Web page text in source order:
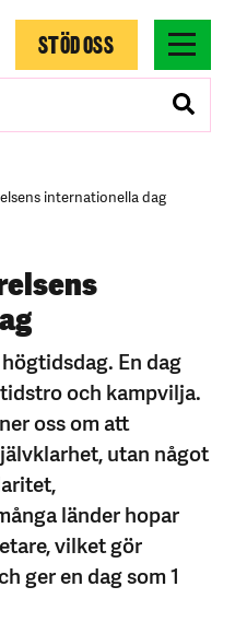
STÖD OSS
internationella dag
En dag
och kampvilja.
oss om att
utan något
länder hopar
vilket gör
ger en dag som 1